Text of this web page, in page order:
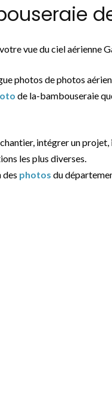
vue du ciel aérienne
photos de photos
de la-bambouseraie
chantier, intégrer un
les plus diverses.
des photos du